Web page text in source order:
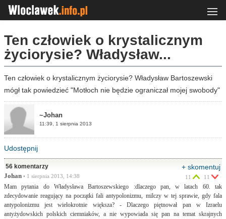
Ten człowiek o krystalicznym
życiorysie? Władysław...
Ten człowiek o krystalicznym życiorysie? Władysław Bartoszewski
mógł tak powiedzieć "Motłoch nie będzie ograniczał mojej swobody"
~Johan
11:39, 1 sierpnia 2013
Udostępnij
56 komentarzy + skomentuj
Johan • 1 sierpnia 2013, 14:38
Mam pytania do Władysława Bartoszewskiego :dlaczego pan, w latach 60. tak
zdecydowanie reagujący na początki fali antypolonizmu, milczy w tej sprawie, gdy fala
antypolonizmu jest wielokrotnie większa? - Dlaczego piętnował pan w Izraelu
antyżydowskich polskich ciemniaków, a nie wypowiada się pan na temat skrajnych
11 11